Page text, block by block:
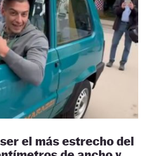
el más estrecho del